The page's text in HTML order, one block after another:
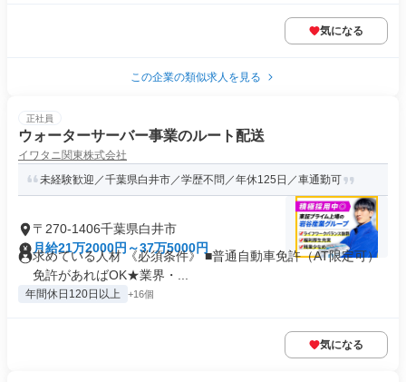
気になる
この企業の類似求人を見る
正社員
ウォーターサーバー事業のルート配送
イワタニ関東株式会社
未経験歓迎／千葉県白井市／学歴不問／年休125日／車通勤可
〒270-1406千葉県白井市
月給21万2000円～37万5000円
求めている人材 《必須条件》 ■普通自動車免許（AT限定可）
免許があればOK★業界・...
年間休日120日以上 +16個
気になる